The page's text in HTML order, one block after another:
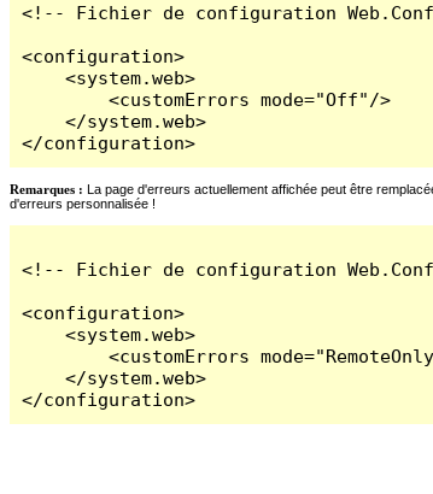
<!-- Fichier de configuration
<configuration>
    <system.web>
        <customErrors mode="Off"/>
    </system.web>
</configuration>
Remarques : La page d'erreurs actuellement affichée peut être
d'erreurs personnalisée !
<!-- Fichier de configuration
<configuration>
    <system.web>
<customErrors
    </system.web>
</configuration>